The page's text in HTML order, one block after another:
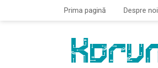
Prima pagină Despre noi